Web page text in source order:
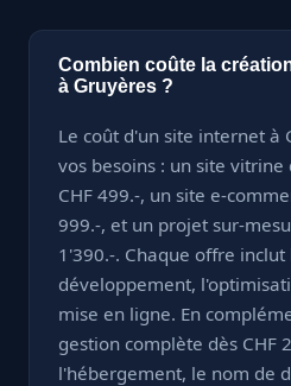
Combien coûte la
à Gruyères ?
Le coût d'un site internet à
vos besoins : un site
CHF 499.-, un site e-
999.-, et un projet sur-
1'390.-. Chaque offre inclut
développement,
mise en ligne. En
gestion complète dès CHF
l'hébergement, le nom de